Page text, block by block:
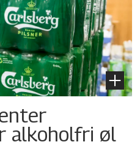
alkoholfri øl